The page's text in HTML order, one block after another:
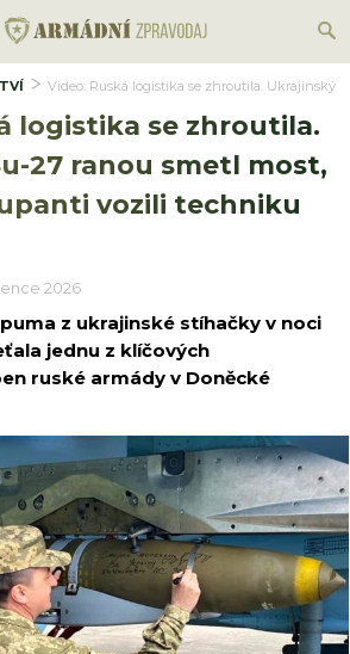
Video: Ruská logistika se zhroutila.
logistika se zhroutila.
27 ranou smetl most,
vozili techniku
2026
z ukrajinské stíhačky v noci
jednu z klíčových
ruské armády v Doněcké